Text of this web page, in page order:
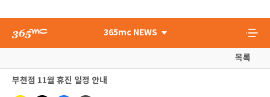
365mc NEWS
목록
부천점 11월 휴진 일정 안내